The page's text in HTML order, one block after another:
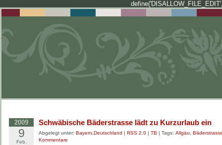
2009
9
Feb.
Schwäbische Bäderstrasse lädt zu Kurzurlaub ein
Abgelegt unter: Bayern Deutschland | RSS 2.0 | TB | Tags: Allgäu
Kommentare